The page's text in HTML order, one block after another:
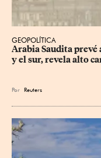
GEOPOLÍTICA
Arabia Saudita
y el sur, revela alto
Por Reuters